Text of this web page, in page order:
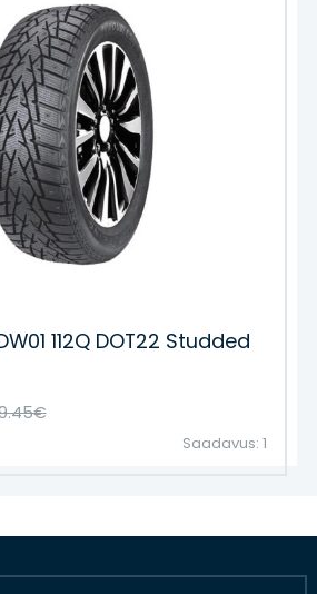
112Q DOT22 Studded
Saadavus: 1